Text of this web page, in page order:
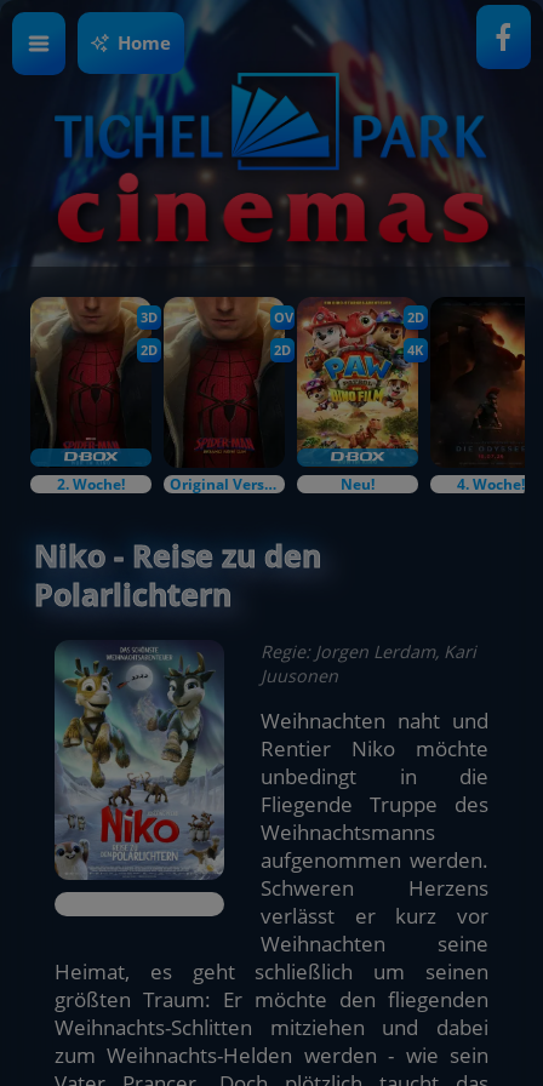
Home
3D
2D
2. Woche!
OV
2D
Original Versions
2D
4K
Neu! 4. Woche!
Niko - Reise zu den
Polarlichtern
Regie: Jorgen Lerdam, Kari
Juusonen
Weihnachten naht und
Rentier Niko möchte
unbedingt in die
Fliegende Truppe des
Weihnachtsmanns
aufgenommen werden.
Schweren Herzens
verlässt er kurz vor
Weihnachten seine
Heimat, es geht schließlich um seinen
größten Traum: Er möchte den fliegenden
Weihnachts-Schlitten mitziehen und dabei
zum Weihnachts-Helden werden - wie sein